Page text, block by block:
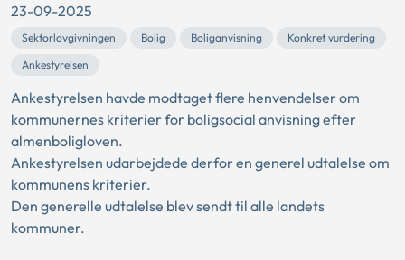
23-09-2025
Sektorlovgivningen Bolig Boliganvisning
Konkret vurdering
Ankestyrelsen
Ankestyrelsen havde modtaget flere henvendelser om
kommunernes kriterier for boligsocial anvisning efter
almenboligloven.
Ankestyrelsen udarbejdede derfor en generel udtalelse om
kommunens kriterier.
Den generelle udtalelse blev sendt til alle landets
kommuner.